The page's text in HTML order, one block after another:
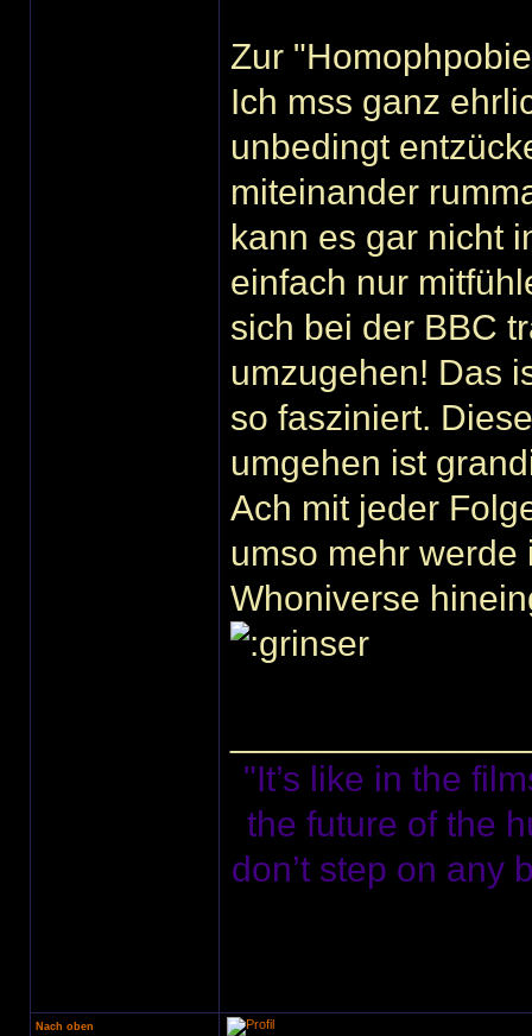
Zur
Ich mss ganz
unbedingt
miteinander
kann es gar nicht
einfach nur
sich bei der BBC
umzugehen! Das
so fasziniert.
umgehen ist
Ach mit jeder
umso mehr
Whoniverse
"It’s like in the
the future of the
don’t step on any
Nach oben